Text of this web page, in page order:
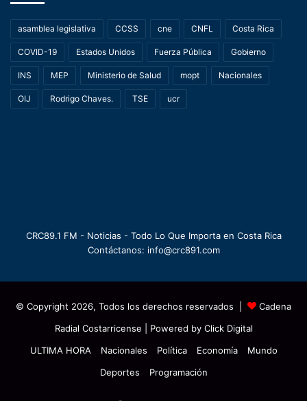
asamblea legislativa CCSS cne CNFL Costa Rica
COVID-19 Estados Unidos Fuerza Pública Gobierno
INS MEP Ministerio de Salud mopt Nacionales
OIJ Rodrigo Chaves. TSE ucr
CRC89.1 FM - Noticias - Todo Lo Que Importa en Costa Rica
Contáctanos: info@crc891.com
© Copyright 2026, Todos los derechos reservados |
Cadena
Radial Costarricense | Powered by Click Digital
ULTIMA HORA
Nacionales Política Economía
Mundo
Deportes
Programación